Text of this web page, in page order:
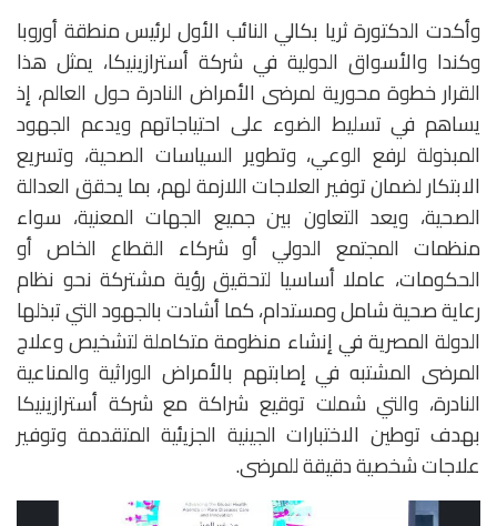
وأكدت الدكتورة ثريا بكالي النائب الأول لرئيس منطقة أوروبا
وكندا والأسواق الدولية في شركة أسترازينيكا، يمثل هذا
القرار خطوة محورية لمرضى الأمراض النادرة حول العالم، إذ
يساهم في تسليط الضوء على احتياجاتهم ويدعم الجهود
المبذولة لرفع الوعي، وتطوير السياسات الصحية، وتسريع
الابتكار لضمان توفير العلاجات اللازمة لهم، بما يحقق العدالة
الصحية، ويعد التعاون بين جميع الجهات المعنية، سواء
منظمات المجتمع الدولي أو شركاء القطاع الخاص أو
الحكومات، عاملا أساسيا لتحقيق رؤية مشتركة نحو نظام
رعاية صحية شامل ومستدام، كما أشادت بالجهود التي تبذلها
الدولة المصرية في إنشاء منظومة متكاملة لتشخيص وعلاج
المرضى المشتبه في إصابتهم بالأمراض الوراثية والمناعية
النادرة، والتي شملت توقيع شراكة مع شركة أسترازينيكا
بهدف توطين الاختبارات الجينية الجزيئية المتقدمة وتوفير
علاجات شخصية دقيقة للمرضى.